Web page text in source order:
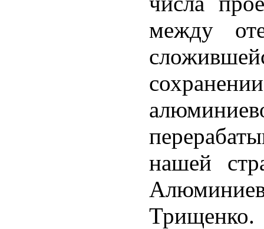
между
нашей
Трищенко.